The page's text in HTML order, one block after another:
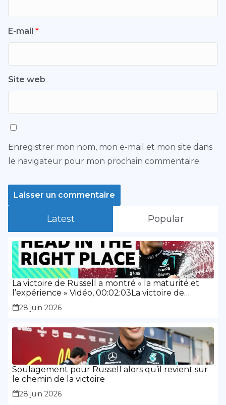
E-mail *
Site web
Enregistrer mon nom, mon e-mail et mon site dans
le navigateur pour mon prochain commentaire.
Latest Popular
La victoire de Russell a montré « la maturité et
l’expérience » Vidéo, 00:02:03La victoire de
Russell a montré « la maturité et l’expérience »
28 juin 2026
Soulagement pour Russell alors qu’il revient sur
le chemin de la victoire
28 juin 2026